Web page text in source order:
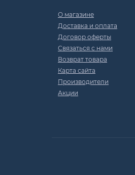
О магазине
Доставка и оплата
Договор оферты
Связаться с нами
Возврат товара
Карта сайта
Производители
Акции